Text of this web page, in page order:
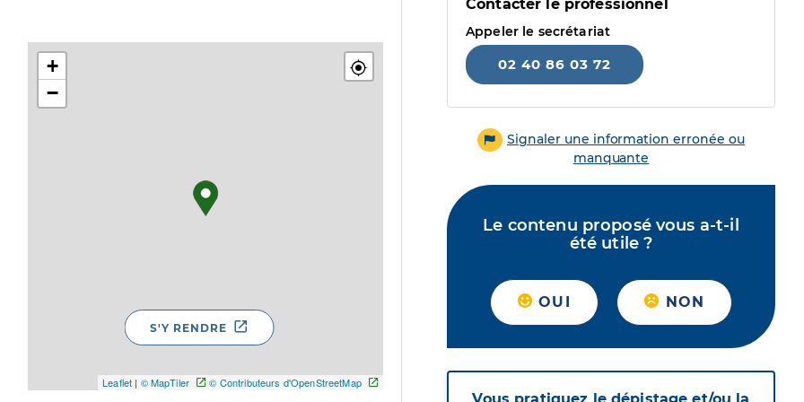
+
−
Leaflet | © MapTiler © Contributeurs d'OpenStreetMap
S'Y RENDRE
Contacter le professionnel
Appeler le secrétariat
02 40 86 03 72
Signaler une information erronée ou
manquante
Le contenu proposé vous a-t-il
été utile ?
OUI NON